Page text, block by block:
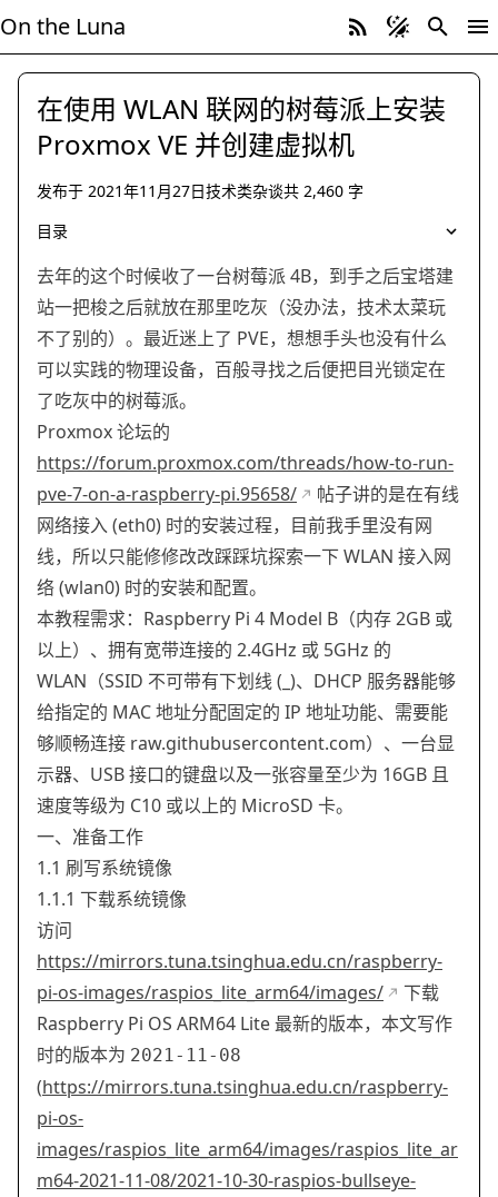
On the Luna
在使用 WLAN 联网的树莓派上安装
Proxmox VE 并创建虚拟机
发布于 2021年11月27日技术类杂谈共 2,460 字
目录
去年的这个时候收了一台树莓派 4B，到手之后宝塔建
站一把梭之后就放在那里吃灰（没办法，技术太菜玩
不了别的）。最近迷上了 PVE，想想手头也没有什么
可以实践的物理设备，百般寻找之后便把目光锁定在
了吃灰中的树莓派。
Proxmox 论坛的
https://forum.proxmox.com/threads/how-to-run-
pve-7-on-a-raspberry-pi.95658/
帖子讲的是在有线
网络接入 (eth0) 时的安装过程，目前我手里没有网
线，所以只能修修改改踩踩坑探索一下 WLAN 接入网
络 (wlan0) 时的安装和配置。
本教程需求：Raspberry Pi 4 Model B（内存 2GB 或
以上）、拥有宽带连接的 2.4GHz 或 5GHz 的
WLAN（SSID 不可带有下划线 (_)、DHCP 服务器能够
给指定的 MAC 地址分配固定的 IP 地址功能、需要能
够顺畅连接 raw.githubusercontent.com）、一台显
示器、USB 接口的键盘以及一张容量至少为 16GB 且
速度等级为 C10 或以上的 MicroSD 卡。
一、准备工作
1.1 刷写系统镜像
1.1.1 下载系统镜像
访问
https://mirrors.tuna.tsinghua.edu.cn/raspberry-
pi-os-images/raspios_lite_arm64/images/
下载
Raspberry Pi OS ARM64 Lite 最新的版本，本文写作
时的版本为 2021-11-08
(https://mirrors.tuna.tsinghua.edu.cn/raspberry-
pi-os-
images/raspios_lite_arm64/images/raspios_lite_ar
m64-2021-11-08/2021-10-30-raspios-bullseye-